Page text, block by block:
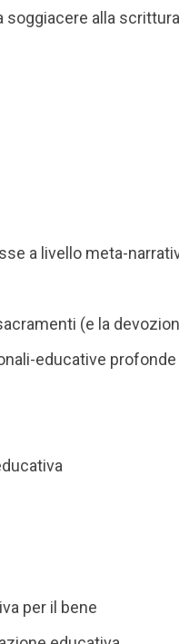
soggiacere alla
a livello meta-
(e la
educative profonde
per il bene